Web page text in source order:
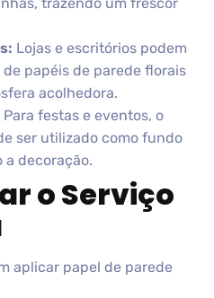
Lojas e escritórios podem
papéis de parede florais
acolhedora.
Para festas e eventos, o
ser utilizado como fundo
a decoração.
o Serviço
aplicar papel de parede